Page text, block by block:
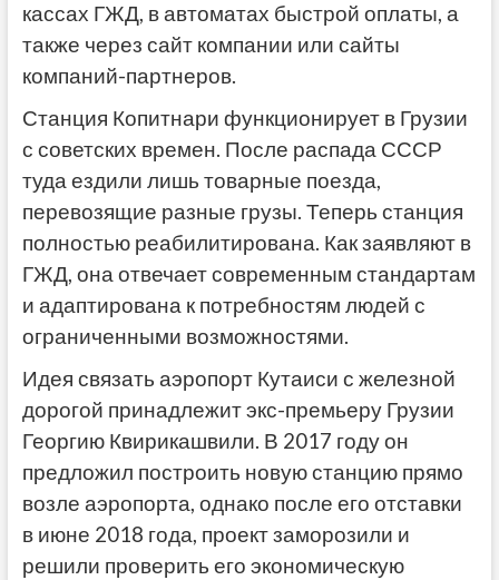
кассах ГЖД, в автоматах быстрой оплаты, а
также через сайт компании или сайты
компаний-партнеров.
Станция Копитнари функционирует в Грузии
с советских времен. После распада СССР
туда ездили лишь товарные поезда,
перевозящие разные грузы. Теперь станция
полностью реабилитирована. Как заявляют в
ГЖД, она отвечает современным стандартам
и адаптирована к потребностям людей с
ограниченными возможностями.
Идея связать аэропорт Кутаиси с железной
дорогой принадлежит экс-премьеру Грузии
Георгию Квирикашвили. В 2017 году он
предложил построить новую станцию прямо
возле аэропорта, однако после его отставки
в июне 2018 года, проект заморозили и
решили проверить его экономическую